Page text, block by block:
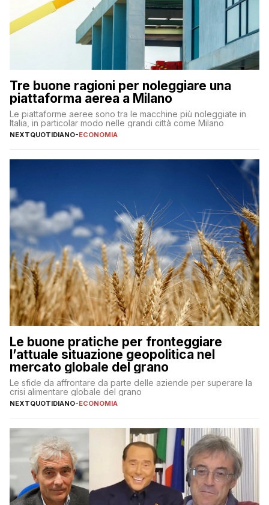
Tre buone ragioni per noleggiare una
piattaforma aerea a Milano
Le piattaforme aeree sono tra le macchine più noleggiate in
Italia, in particolar modo nelle grandi città come Milano
NEXTQUOTIDIANO-ECONOMIA
Le buone pratiche per fronteggiare
l’attuale situazione geopolitica nel
mercato globale del grano
Le sfide da affrontare da parte delle aziende per superare la
crisi alimentare globale del grano
NEXTQUOTIDIANO-ECONOMIA